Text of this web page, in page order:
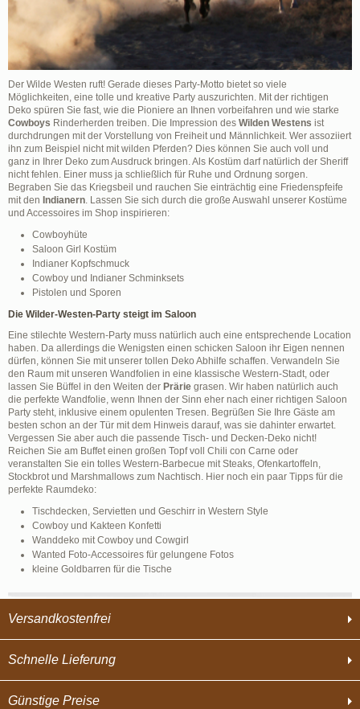
Versandkostenfrei
Schnelle Lieferung
Günstige Preise
Der Wilde Westen ruft! Gerade dieses Party-Motto bietet so viele
Möglichkeiten, eine tolle und kreative Party auszurichten. Mit der richtigen
Deko spüren Sie fast, wie die Pioniere an Ihnen vorbeifahren und wie starke
Cowboys Rinderherden treiben. Die Impression des Wilden Westens ist
durchdrungen mit der Vorstellung von Freiheit und Männlichkeit. Wer assoziiert
ihn zum Beispiel nicht mit wilden Pferden? Dies können Sie auch voll und
ganz in Ihrer Deko zum Ausdruck bringen. Als Kostüm darf natürlich der Sheriff
nicht fehlen. Einer muss ja schließlich für Ruhe und Ordnung sorgen.
Begraben Sie das Kriegsbeil und rauchen Sie einträchtig eine Friedenspfeife
mit den Indianern. Lassen Sie sich durch die große Auswahl unserer Kostüme
und Accessoires im Shop inspirieren:
Cowboyhüte
Saloon Girl Kostüm
Indianer Kopfschmuck
Cowboy und Indianer Schminksets
Pistolen und Sporen
Die Wilder-Westen-Party steigt im Saloon
Eine stilechte Western-Party muss natürlich auch eine entsprechende Location
haben. Da allerdings die Wenigsten einen schicken Saloon ihr Eigen nennen
dürfen, können Sie mit unserer tollen Deko Abhilfe schaffen. Verwandeln Sie
den Raum mit unseren Wandfolien in eine klassische Western-Stadt, oder
lassen Sie Büffel in den Weiten der Prärie grasen. Wir haben natürlich auch
die perfekte Wandfolie, wenn Ihnen der Sinn eher nach einer richtigen Saloon
Party steht, inklusive einem opulenten Tresen. Begrüßen Sie Ihre Gäste am
besten schon an der Tür mit dem Hinweis darauf, was sie dahinter erwartet.
Vergessen Sie aber auch die passende Tisch- und Decken-Deko nicht!
Reichen Sie am Buffet einen großen Topf voll Chili con Carne oder
veranstalten Sie ein tolles Western-Barbecue mit Steaks, Ofenkartoffeln,
Stockbrot und Marshmallows zum Nachtisch. Hier noch ein paar Tipps für die
perfekte Raumdeko:
Tischdecken, Servietten und Geschirr in Western Style
Cowboy und Kakteen Konfetti
Wanddeko mit Cowboy und Cowgirl
Wanted Foto-Accessoires für gelungene Fotos
kleine Goldbarren für die Tische